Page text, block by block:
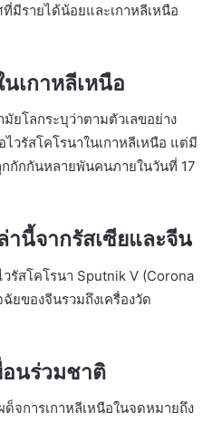
มีรายได้น้อยและเกาหลีเหนือ
เกาหลีเหนือ
ยโลกระบุว่าตามตัวเลขอย่าง
วรัสโคโรนาในเกาหลีเหนือ แต่มี
กักกันหลายพันคนภายในวันที่ 17
านี้จากรัสเซียและจีน
รัสโคโรนา Sputnik V (Corona
ยของจีนรวมถึงเครื่องวัด
นร่วมชาติ
จการเกาหลีเหนือในจดหมายถึง